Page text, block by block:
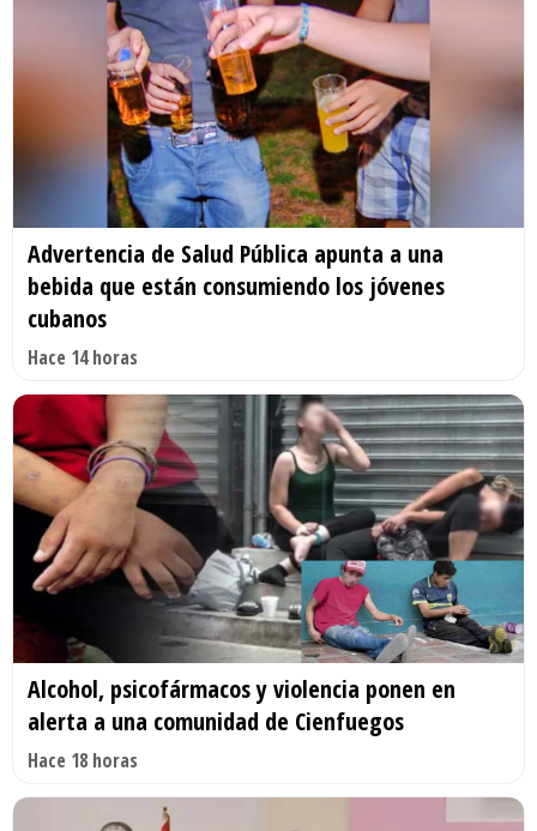
Advertencia de Salud Pública apunta a una
bebida que están consumiendo los jóvenes
cubanos
Hace 14 horas
Alcohol, psicofármacos y violencia ponen en
alerta a una comunidad de Cienfuegos
Hace 18 horas